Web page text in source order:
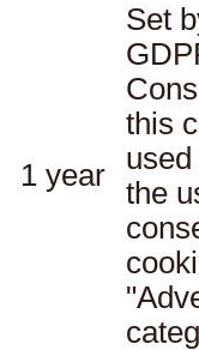
1 year
Set
this
the